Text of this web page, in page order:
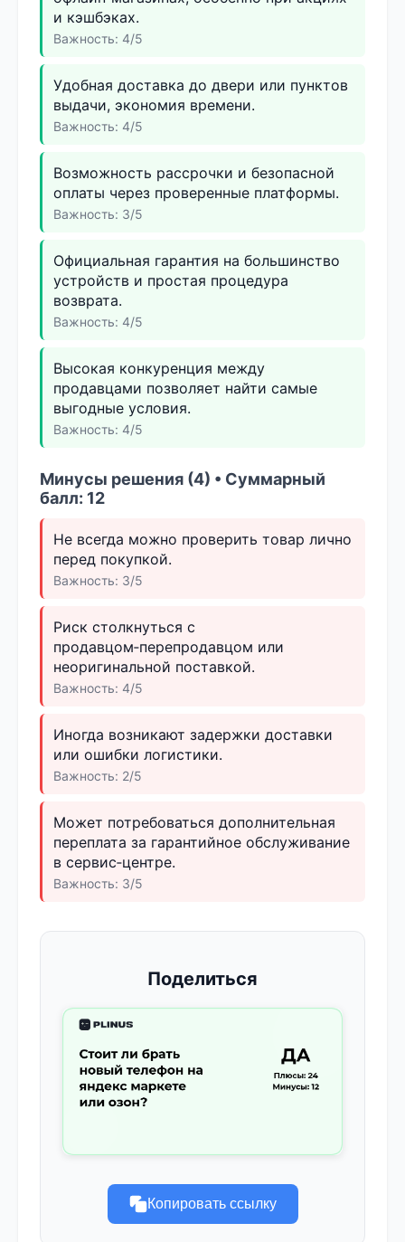
и кэшбэках.
Важность: 4/5
Удобная доставка до двери или пунктов
выдачи, экономия времени.
Важность: 4/5
Возможность рассрочки и безопасной
оплаты через проверенные платформы.
Важность: 3/5
Официальная гарантия на большинство
устройств и простая процедура
возврата.
Важность: 4/5
Высокая конкуренция между
продавцами позволяет найти самые
выгодные условия.
Важность: 4/5
Минусы решения (4) • Суммарный
балл: 12
Не всегда можно проверить товар лично
перед покупкой.
Важность: 3/5
Риск столкнуться с
продавцом‑перепродавцом или
неоригинальной поставкой.
Важность: 4/5
Иногда возникают задержки доставки
или ошибки логистики.
Важность: 2/5
Может потребоваться дополнительная
переплата за гарантийное обслуживание
в сервис‑центре.
Важность: 3/5
Поделиться
Копировать ссылку